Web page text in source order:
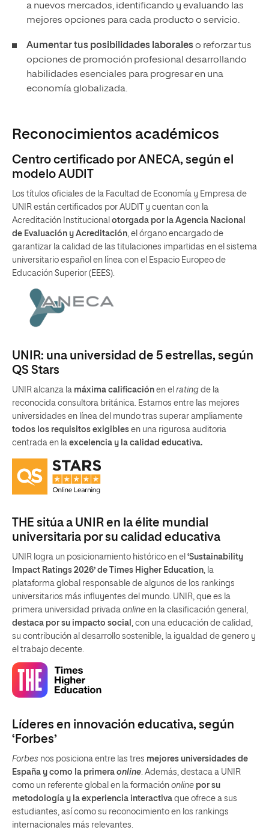
a nuevos mercados, identificando y evaluando las
mejores opciones para cada producto o servicio.
Aumentar tus posibilidades laboraleso reforzar tus
opciones de promoción profesional desarrollando
habilidades esenciales para progresar en una
economía globalizada.
Reconocimientos académicos
Centro certificado por ANECA, según el
modelo AUDIT
Los títulos oficiales de la Facultad de Economía y Empresa de
UNIR están certificados por AUDIT y cuentan con la
Acreditación Institucional otorgada por la Agencia Nacional
de Evaluación y Acreditación, el órgano encargado de
garantizar la calidad de las titulaciones impartidas en el sistema
universitario español en línea con el Espacio Europeo de
Educación Superior (EEES).
UNIR: una universidad de 5 estrellas, según
QS Stars
UNIR alcanza la máxima calificación en el rating de la
reconocida consultora británica. Estamos entre las mejores
universidades en línea del mundo tras superar ampliamente
todos los requisitos exigibles en una rigurosa auditoria
centrada en la excelencia y la calidad educativa.
THE sitúa a UNIR en la élite mundial
universitaria por su calidad educativa
UNIR logra un posicionamiento histórico en el ‘Sustainability
Impact Ratings 2026’ de Times Higher Education, la
plataforma global responsable de algunos de los rankings
universitarios más influyentes del mundo. UNIR, que es la
primera universidad privada online en la clasificación general,
destaca por su impacto social , con una educación de calidad,
su contribución al desarrollo sostenible, la igualdad de genero y
el trabajo decente.
Líderes en innovación educativa, según
‘Forbes’
Forbes nos posiciona entre las tres mejores universidades de
España y como la primera online. Además, destaca a UNIR
como un referente global en la formación online por su
metodología y la experiencia interactiva que ofrece a sus
estudiantes, así como su reconocimiento en los rankings
internacionales más relevantes.